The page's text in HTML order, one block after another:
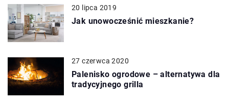
20 lipca 2019
Jak unowocześnić mieszkanie?
27 czerwca 2020
Palenisko ogrodowe – alternatywa dla
tradycyjnego grilla